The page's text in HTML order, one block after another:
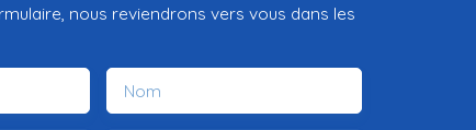
nous reviendrons vers vous dans les
Nom